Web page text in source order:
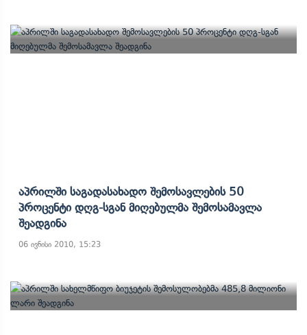
Აპრილში Საგადასახადო Შემოსავლების 50
Პროცენტი Დღგ-Სგან Მიღებულმა Შემოსამავლა
Შეადგინა
06 ივნისი 2010, 15:23